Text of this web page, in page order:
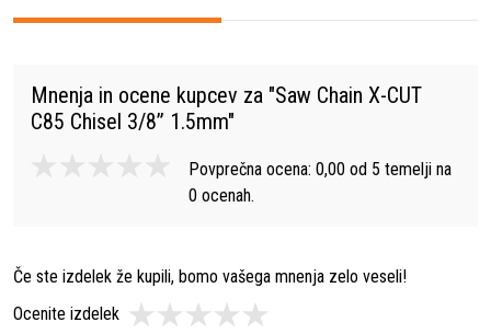
Mnenja in ocene kupcev za "Saw Chain X-CUT
C85 Chisel 3/8” 1.5mm"
Povprečna ocena: 0,00 od 5 temelji na
0 ocenah.
Če ste izdelek že kupili, bomo vašega mnenja zelo veseli!
Ocenite izdelek